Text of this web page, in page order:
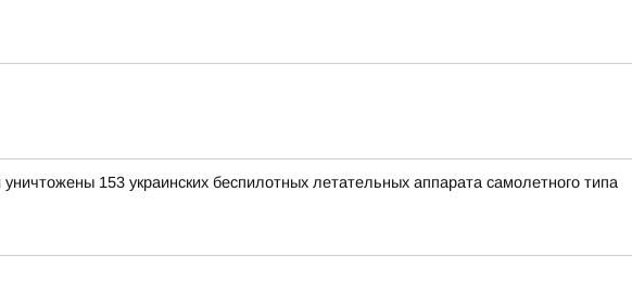
153 украинских беспилотных летательных аппарата самолетного типа